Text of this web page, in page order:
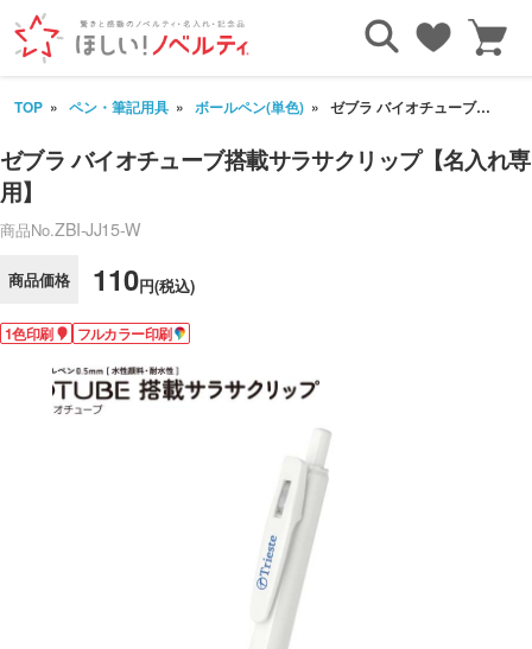
TOP ペン・筆記用具 ボールペン(単色) ゼブラ バイオチューブ搭載サラサクリップ【名入れ専用】
ゼブラ バイオチューブ搭載サラサクリップ【名入れ専
用】
商品No.ZBI-JJ15-W
商品価格 110円(税込)
1色印刷 フルカラー印刷